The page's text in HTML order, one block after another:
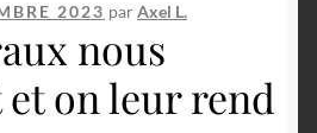
2023 parAxel L.
nous
on leur rend